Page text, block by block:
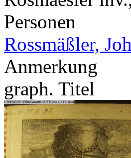
Personen
Rossmäßler,
Anmerkung
graph. Titel